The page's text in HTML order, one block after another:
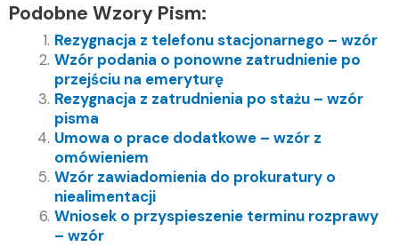
Podobne Wzory Pism:
Rezygnacja z telefonu stacjonarnego – wzór
Wzór podania o ponowne zatrudnienie po
przejściu na emeryturę
Rezygnacja z zatrudnienia po stażu – wzór
pisma
Umowa o prace dodatkowe – wzór z
omówieniem
Wzór zawiadomienia do prokuratury o
niealimentacji
Wniosek o przyspieszenie terminu rozprawy
– wzór